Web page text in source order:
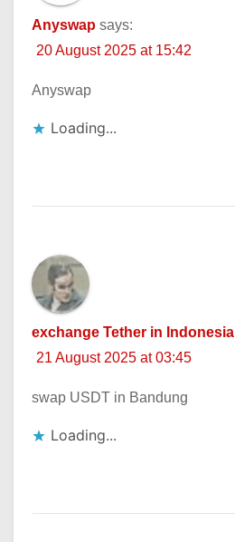
Anyswap says:
20 August 2025 at 15:42
Anyswap
Loading...
exchange Tether in Indonesia
21 August 2025 at 03:45
swap USDT in Bandung
Loading...